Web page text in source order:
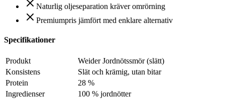
Naturlig oljeseparation kräver omrörning
Premiumpris jämfört med enklare alternativ
Specifikationer
Produkt
Weider Jordnötssmör (slätt)
Konsistens
Slät och krämig, utan bitar
Protein
28 %
Ingredienser
100 % jordnötter